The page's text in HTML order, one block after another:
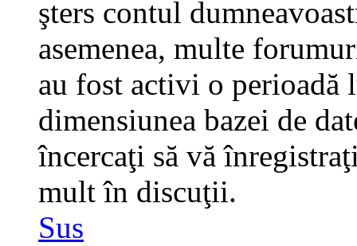
şters contul
asemenea, multe
au fost activi o perioadă
dimensiunea bazei de
încercaţi să vă
mult în discuţii.
Sus